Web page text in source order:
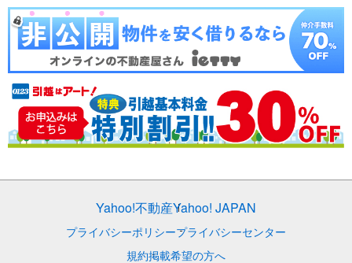
売却査定
Yahoo!不動産Yahoo! JAPAN
プライバシーポリシープライバシーセンター
規約掲載希望の方へ